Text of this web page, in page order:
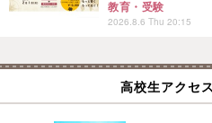
教育・受験
2026.8.6 Thu 20:15
高校生アクセ